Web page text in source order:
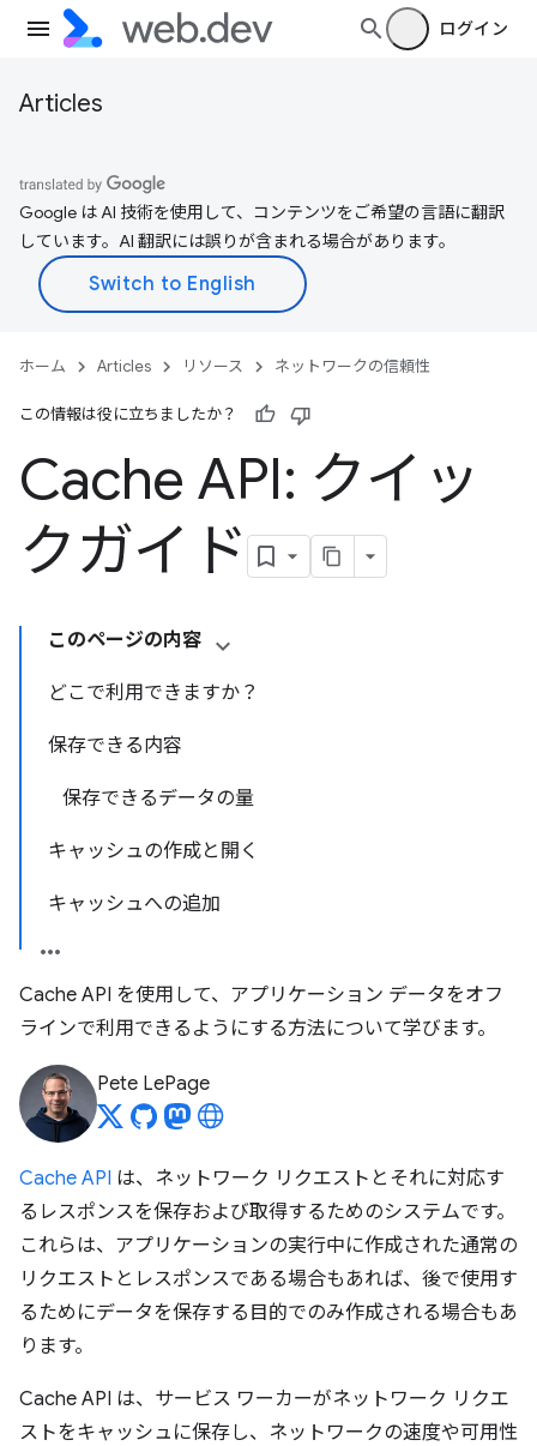
ログイン
Articles
Google は AI 技術を使用して、コンテンツをご希望の言語に翻訳
しています。AI 翻訳には誤りが含まれる場合があります。
ホーム Articles リソース ネットワークの信頼性
この情報は役に立ちましたか？
Cache API: クイッ
クガイド
このページの内容
どこで利用できますか？
保存できる内容
保存できるデータの量
キャッシュの作成と開く
キャッシュへの追加
Cache API を使用して、アプリケーション データをオフ
ラインで利用できるようにする方法について学びます。
Pete LePage
Cache API は、ネットワーク リクエストとそれに対応す
るレスポンスを保存および取得するためのシステムです。
これらは、アプリケーションの実行中に作成された通常の
リクエストとレスポンスである場合もあれば、後で使用す
るためにデータを保存する目的でのみ作成される場合もあ
ります。
Cache API は、サービス ワーカーがネットワーク リクエ
ストをキャッシュに保存し、ネットワークの速度や可用性